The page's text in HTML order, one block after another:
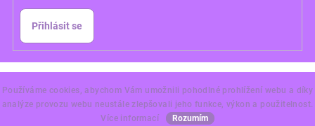
Používáme cookies, abychom Vám umožnili pohodlné prohlížení webu a díky
analýze provozu webu neustále zlepšovali jeho funkce, výkon a použitelnost.
Více informací
Rozumím
Přihlásit se
vyhrazena.
Vytvořil Shoptet Premium